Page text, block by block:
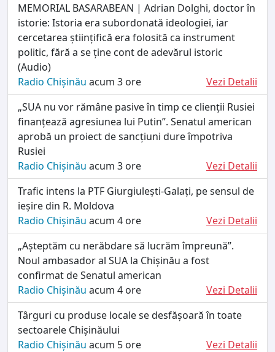
MEMORIAL BASARABEAN | Adrian Dolghi, doctor în
istorie: Istoria era subordonată ideologiei, iar
cercetarea științifică era folosită ca instrument
politic, fără a se ține cont de adevărul istoric
(Audio)
Radio Chișinău acum 3 ore
Vezi Detalii
„SUA nu vor rămâne pasive în timp ce clienții Rusiei
finanțează agresiunea lui Putin”. Senatul american
aprobă un proiect de sancțiuni dure împotriva
Rusiei
Radio Chișinău acum 3 ore
Vezi Detalii
Trafic intens la PTF Giurgiulești-Galați, pe sensul de
ieșire din R. Moldova
Radio Chișinău acum 4 ore
Vezi Detalii
„Așteptăm cu nerăbdare să lucrăm împreună”.
Noul ambasador al SUA la Chișinău a fost
confirmat de Senatul american
Radio Chișinău acum 4 ore
Vezi Detalii
Târguri cu produse locale se desfășoară în toate
sectoarele Chișinăului
Radio Chișinău acum 5 ore
Vezi Detalii